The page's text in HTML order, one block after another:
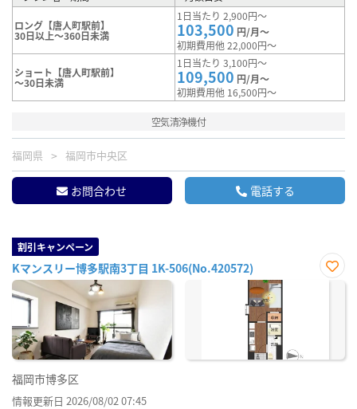
ロング【唐人町駅前】
30日以上～360日未満
1日当たり 2,900円～
103,500 円/月～
初期費用他 22,000円～
ショート【唐人町駅前】
～30日未満
1日当たり 3,100円～
109,500 円/月～
初期費用他 16,500円～
空気清浄機付
福岡県 福岡市中央区
お問合わせ 電話する
割引キャンペーン
Kマンスリー博多駅南3丁目 1K-506(No.420572)
お気
福岡市博多区
情報更新日 2026/08/02 07:45